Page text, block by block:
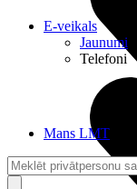
E-veikals
Jaunumi
Telefoni
Mans LMT